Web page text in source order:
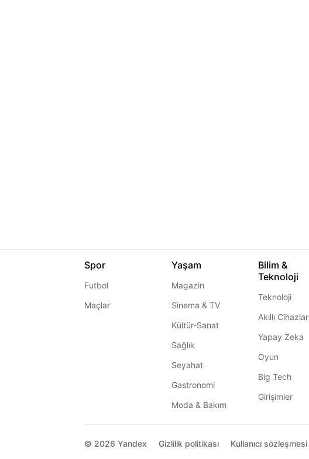
Spor
Futbol
Maçlar
Yaşam
Magazin
Sinema & TV
Kültür-Sanat
Sağlık
Seyahat
Gastronomi
Moda & Bakım
Bilim &
Teknoloji
Teknoloji
Akıllı Cihazlar
Yapay Zeka
Oyun
Big Tech
Girişimler
© 2026 Yandex Gizlilik politikası Kullanıcı sözleşmesi